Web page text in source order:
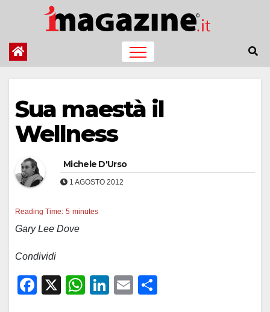
contenuto
Sua maestà il
Wellness
Michele D'Urso
1 AGOSTO 2012
Reading Time: 5 minutes
Gary Lee Dove
Condividi
F
X
W
Li
E